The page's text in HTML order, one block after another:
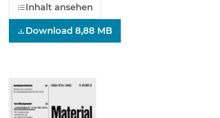
Inhalt ansehen
Download 8,88 MB